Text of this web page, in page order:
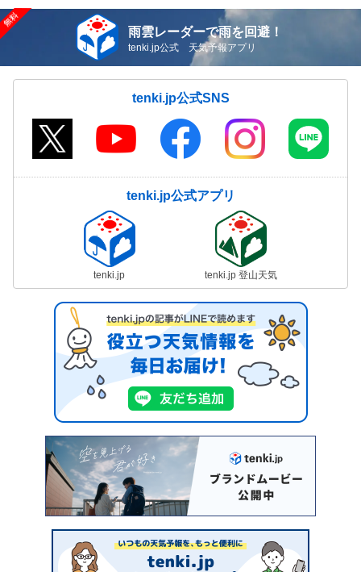
雨雲レーダーで雨を回避！
tenki.jp公式 天気予報アプリ
tenki.jp公式SNS
tenki.jp公式アプリ
tenki.jp tenki.jp 登山天気